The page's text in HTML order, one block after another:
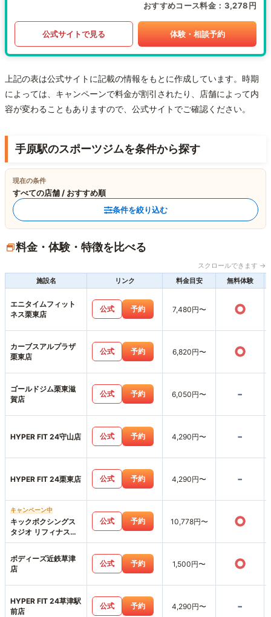
おすすめコース料金 3,278円
公式サイトで見る 体験・相談予約
上記の表は公式サイトに記載の情報をもとに作成しています。時期
によっては、キャンペーンで料金が割引されたり、店舗によって内
容が変わることもありますので、公式サイトでご確認ください。
手原駅のスポーツジムを条件から探す
現在の条件
すべての店舗 / おすすめ順
条件を絞り込む
料金・体験・特徴を比べる
スクロールできます →
施設名
リンク 料金目安 無料体験
エニタイムフィット
ネス栗東店
公式 予約 7,480円〜 ○
カーブスアルプラザ
栗東店
公式 予約 6,820円〜 ○
ゴールドジム栗東滋
賀店
公式 予約 6,050円〜 -
HYPER FIT 24守山店 公式 予約 4,290円〜 -
HYPER FIT 24栗東店 公式 予約 4,290円〜 -
キャンペーン中
キックボクシングス
タジオ リフィナス草
津店
公式 予約 10,778円〜 ○
ボディーズ近鉄草津
店
公式 予約 1,500円〜 ○
HYPER FIT 24草津駅
前店
公式 予約 4,290円〜 -